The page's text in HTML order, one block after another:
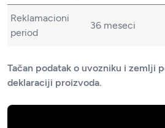
Reklamacioni
period
36 meseci
Tačan podatak o uvozniku i zemlji
deklaraciji proizvoda.